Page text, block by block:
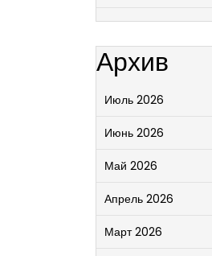
Архив
Июль 2026
Июнь 2026
Май 2026
Апрель 2026
Март 2026